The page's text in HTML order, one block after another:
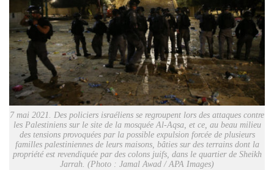
7 mai 2021. Des policiers israéliens se regroupent lors des attaques contre
les Palestiniens sur le site de la mosquée Al-Aqsa, et ce, au beau milieu
des tensions provoquées par la possible expulsion forcée de plusieurs
familles palestiniennes de leurs maisons, bâties sur des terrains dont la
propriété est revendiquée par des colons juifs, dans le quartier de Sheikh
Jarrah. (Photo : Jamal Awad / APA Images)